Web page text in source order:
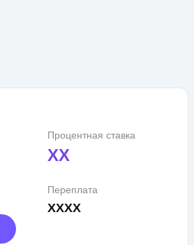
Процентная ставка
XX
Переплата
XXXX